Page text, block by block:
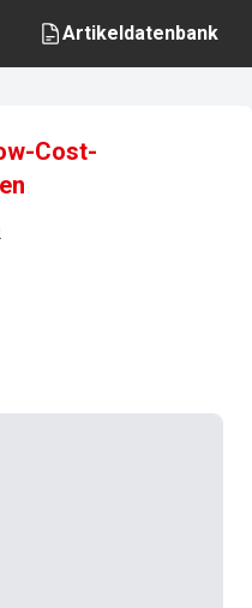
Artikeldatenbank
Cost-